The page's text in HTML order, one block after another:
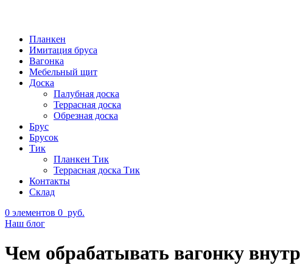
Планкен
Имитация бруса
Вагонка
Мебельный щит
Доска
Палубная доска
Террасная доска
Обрезная доска
Брус
Брусок
Тик
Планкен Тик
Террасная доска Тик
Контакты
Склад
0 элементов 0 руб.
Наш блог
Чем обрабатывать вагонку